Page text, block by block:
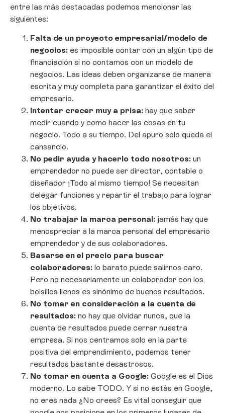
entre las más destacadas podemos mencionar las
siguientes:
Falta de un proyecto empresarial/modelo de
negocios: es imposible contar con un algún tipo de
financiación si no contamos con un modelo de
negocios. Las ideas deben organizarse de manera
escrita y muy completa para garantizar el éxito del
empresario.
Intentar crecer muy a prisa: hay que saber
medir cuando y como hacer las cosas en tu
negocio. Todo a su tiempo. Del apuro solo queda el
cansancio.
No pedir ayuda y hacerlo todo nosotros: un
emprendedor no puede ser director, contable o
diseñador ¡Todo al mismo tiempo! Se necesitan
delegar funciones y repartir el trabajo para lograr
los objetivos.
No trabajar la marca personal: jamás hay que
menospreciar a la marca personal del empresario
emprendedor y de sus colaboradores.
Basarse en el precio para buscar
colaboradores: lo barato puede salirnos caro.
Pero no necesariamente un colaborador con los
bolsillos llenos es sinónimo de buenos resultados.
No tomar en consideración a la cuenta de
resultados: no hay que olvidar nunca, que la
cuenta de resultados puede cerrar nuestra
empresa. Si nos centramos solo en la parte
positiva del emprendimiento, podemos tener
resultados bastante desastrosos.
No tomar en cuenta a Google: Google es el Dios
moderno. Lo sabe TODO. Y si no estás en Google,
no eres nada ¿No crees? Es vital conseguir que